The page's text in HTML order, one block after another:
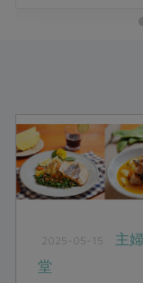
2025-05-15
主
堂